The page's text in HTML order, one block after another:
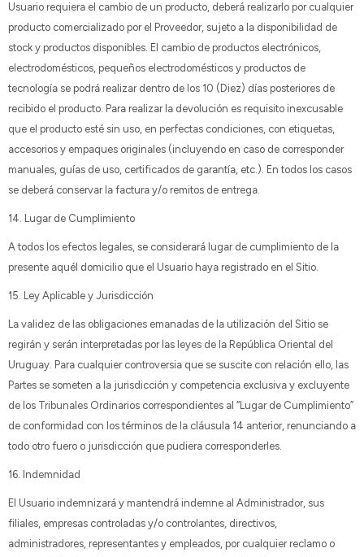
Usuario requiera el cambio de un producto, deberá realizarlo por cualquier
producto comercializado por el Proveedor, sujeto a la disponibilidad de
stock y productos disponibles. El cambio de productos electrónicos,
electrodomésticos, pequeños electrodomésticos y productos de
tecnología se podrá realizar dentro de los 10 (Diez) días posteriores de
recibido el producto. Para realizar la devolución es requisito inexcusable
que el producto esté sin uso, en perfectas condiciones, con etiquetas,
accesorios y empaques originales (incluyendo en caso de corresponder
manuales, guías de uso, certificados de garantía, etc.). En todos los casos
se deberá conservar la factura y/o remitos de entrega.
14. Lugar de Cumplimiento
A todos los efectos legales, se considerará lugar de cumplimiento de la
presente aquél domicilio que el Usuario haya registrado en el Sitio.
15. Ley Aplicable y Jurisdicción
La validez de las obligaciones emanadas de la utilización del Sitio se
regirán y serán interpretadas por las leyes de la República Oriental del
Uruguay. Para cualquier controversia que se suscite con relación ello, las
Partes se someten a la jurisdicción y competencia exclusiva y excluyente
de los Tribunales Ordinarios correspondientes al “Lugar de Cumplimiento”
de conformidad con los términos de la cláusula 14 anterior, renunciando a
todo otro fuero o jurisdicción que pudiera corresponderles.
16. Indemnidad
El Usuario indemnizará y mantendrá indemne al Administrador, sus
filiales, empresas controladas y/o controlantes, directivos,
administradores, representantes y empleados, por cualquier reclamo o